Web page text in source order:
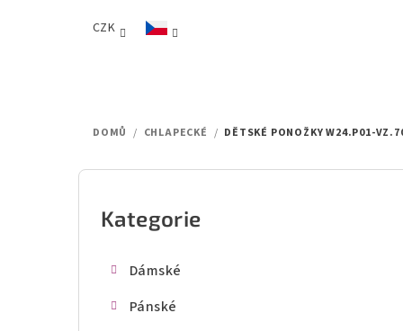
CZK
DOMŮ / CHLAPECKÉ / DĚTSKÉ PONOŽKY W24.P01-
Přeskočit
kategorie
Kategorie
Dámské
Pánské